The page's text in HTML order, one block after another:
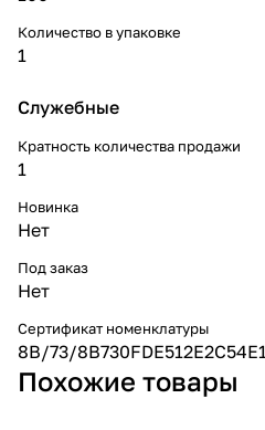
Количество в упаковке
1
Служебные
Кратность количества продажи
1
Новинка
Нет
Под заказ
Нет
Сертификат номенклатуры
8B/73/
Похожие товары